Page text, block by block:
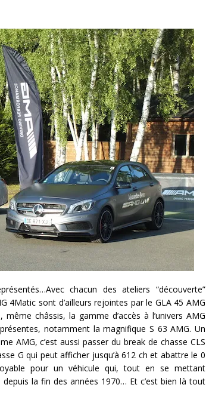
chacun des ateliers “découverte”
4Matic sont d’ailleurs rejointes par le GLA 45 AMG
châssis, la gamme d’accès à l’univers AMG
notamment la magnifique S 63 AMG. Un
AMG, c’est aussi passer du break de chasse CLS
G qui peut afficher jusqu’à 612 ch et abattre le 0
pour un véhicule qui, tout en se mettant
la fin des années 1970… Et c’est bien là tout